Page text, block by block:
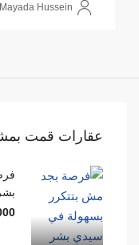
Mayada Hussein
عقارات قمت